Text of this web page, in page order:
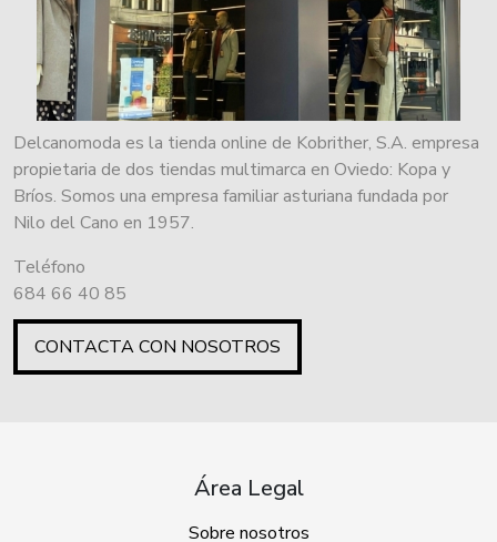
Delcanomoda es la tienda online de Kobrither, S.A. empresa
propietaria de dos tiendas multimarca en Oviedo: Kopa y
Bríos. Somos una empresa familiar asturiana fundada por
Nilo del Cano en 1957.
Teléfono
684 66 40 85
CONTACTA CON NOSOTROS
Área Legal
Sobre nosotros